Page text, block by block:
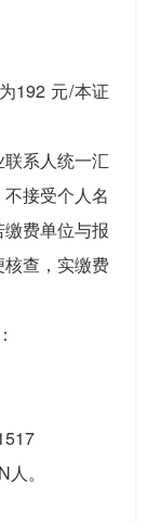
192 元/本证
系人统一汇
接受个人名
费单位与报
查，实缴费
。